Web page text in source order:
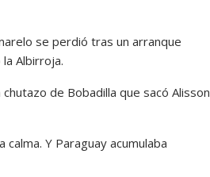
se perdió tras un arranque
Albirroja.
de Bobadilla que sacó Alisson
Y Paraguay acumulaba